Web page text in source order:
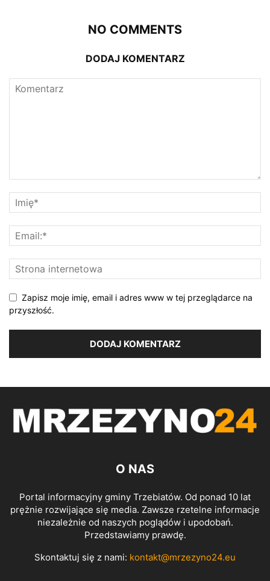
NO COMMENTS
DODAJ KOMENTARZ
Zapisz moje imię, email i adres www w tej przeglądarce na
przyszłość.
O NAS
Portal informacyjny gminy Trzebiatów. Od ponad 10 lat
prężnie rozwijające się media. Zawsze rzetelne informacje
niezależnie od naszych poglądów i upodobań.
Przedstawiamy prawdę.
Skontaktuj się z nami: kontakt@mrzezyno24.eu